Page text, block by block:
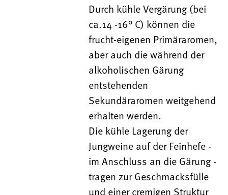
Durch kühle Vergärung (bei
ca.14 -16° C) können die
frucht-eigenen Primäraromen,
aber auch die während der
alkoholischen Gärung
entstehenden
Sekundäraromen weitgehend
erhalten werden.
Die kühle Lagerung der
Jungweine auf der Feinhefe -
im Anschluss an die Gärung -
tragen zur Geschmacksfülle
und einer cremigen Struktur